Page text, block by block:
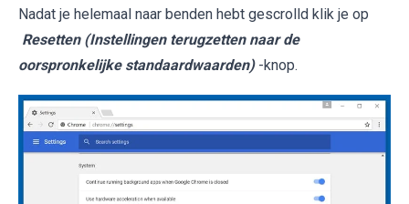
Nadat je helemaal naar benden hebt gescrolld klik je op
Resetten (Instellingen terugzetten naar de
oorspronkelijke standaardwaarden) -knop.